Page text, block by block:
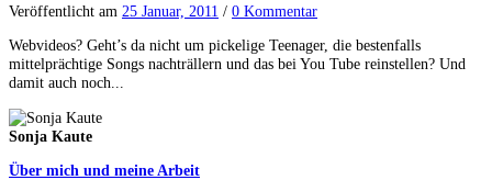
Veröffentlicht am 25 Januar, 2011 / 0 Kommentar
Webvideos? Geht’s da nicht um pickelige Teenager, die bestenfalls
mittelprächtige Songs nachträllern und das bei You Tube reinstellen? Und
damit auch noch...
Sonja Kaute
Über mich und meine Arbeit